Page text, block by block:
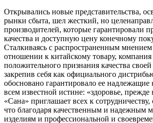
Открывались новые представительства,
рынки сбыта, шел жесткий, но
производителей, которые гарантировали
качества и доступную цену конечному
Сталкиваясь с распространенным
отношении к китайскому товару, компания
положительного признания качества
закрепив себя как официального
обосновано гарантировало ее надлежащие
всем известной истине: «здоровье, прежде
«Сана» приглашает всех к
что благодаря качественным и надежным
изделиям и профессиональной и